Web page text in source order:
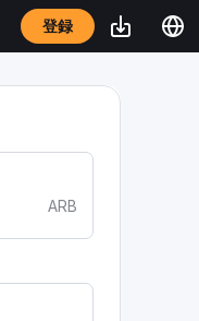
登録
ARB